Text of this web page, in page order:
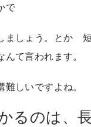
で
ましょう。とか
て言われます。
しいですよね。
るのは、